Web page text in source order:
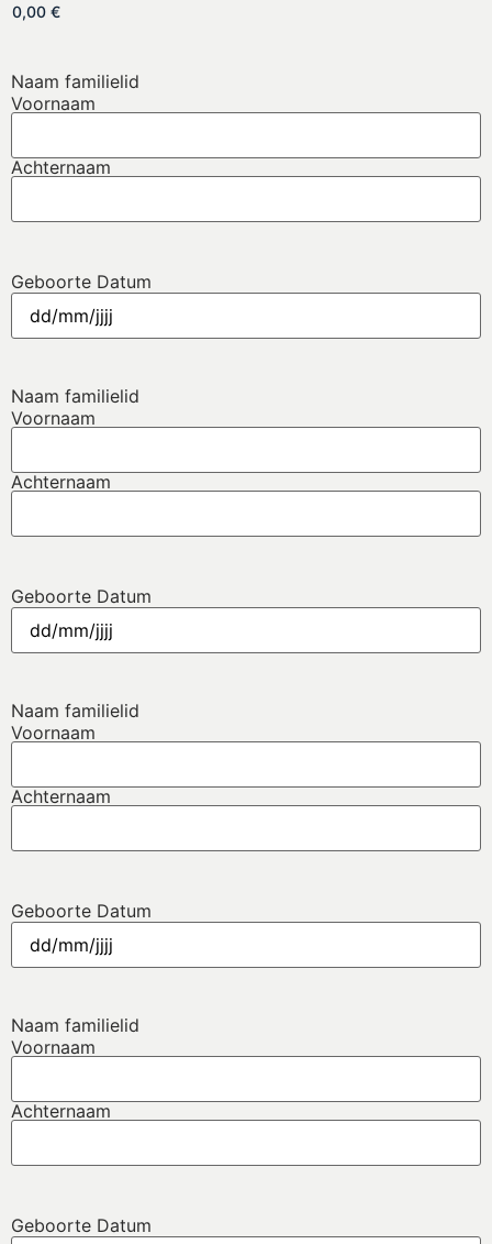
Naam familielid
Voornaam
Achternaam
Geboorte Datum
Naam familielid
Voornaam
Achternaam
Geboorte Datum
Naam familielid
Voornaam
Achternaam
Geboorte Datum
Naam familielid
Voornaam
Achternaam
Geboorte Datum